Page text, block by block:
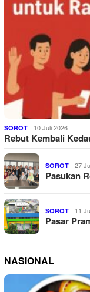
SOROT 10 Juli 2026
Rebut Kembali
SOROT 27
Pasukan
SOROT 11
Pasar
NASIONAL